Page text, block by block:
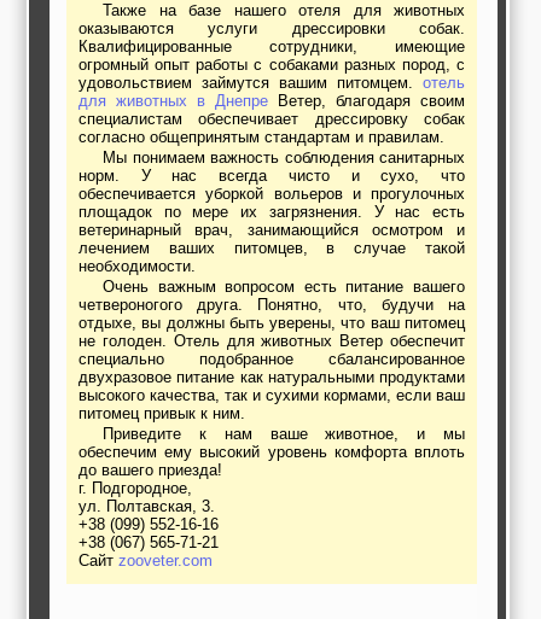
Также на базе нашего отеля для животных
оказываются услуги дрессировки собак.
Квалифицированные сотрудники, имеющие
огромный опыт работы с собаками разных пород, с
удовольствием займутся вашим питомцем. отель
для животных в Днепре Ветер, благодаря своим
специалистам обеспечивает дрессировку собак
согласно общепринятым стандартам и правилам.
Мы понимаем важность соблюдения санитарных
норм. У нас всегда чисто и сухо, что
обеспечивается уборкой вольеров и прогулочных
площадок по мере их загрязнения. У нас есть
ветеринарный врач, занимающийся осмотром и
лечением ваших питомцев, в случае такой
необходимости.
Очень важным вопросом есть питание вашего
четвероногого друга. Понятно, что, будучи на
отдыхе, вы должны быть уверены, что ваш питомец
не голоден. Отель для животных Ветер обеспечит
специально подобранное сбалансированное
двухразовое питание как натуральными продуктами
высокого качества, так и сухими кормами, если ваш
питомец привык к ним.
Приведите к нам ваше животное, и мы
обеспечим ему высокий уровень комфорта вплоть
до вашего приезда!
г. Подгородное,
ул. Полтавская, 3.
+38 (099) 552-16-16
+38 (067) 565-71-21
Сайт zooveter.com